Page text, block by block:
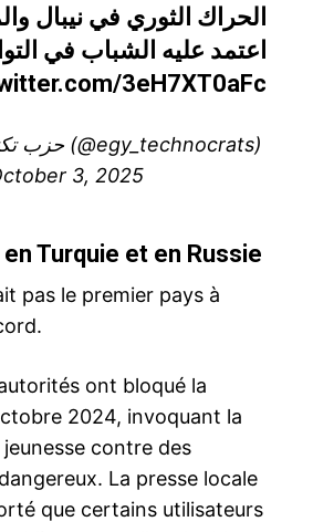
الحراك الثوري في نيبال
اعتمد عليه الشباب في
3eH7XT0aFc
— حزب تكنوقراط مصر (@egy_technocrats)
3, 2025
Turquie et en Russie
pas le premier pays à
ont bloqué la
2024, invoquant la
contre des
La presse locale
que certains utilisateurs